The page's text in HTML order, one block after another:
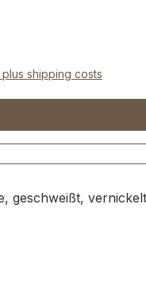
shipping costs